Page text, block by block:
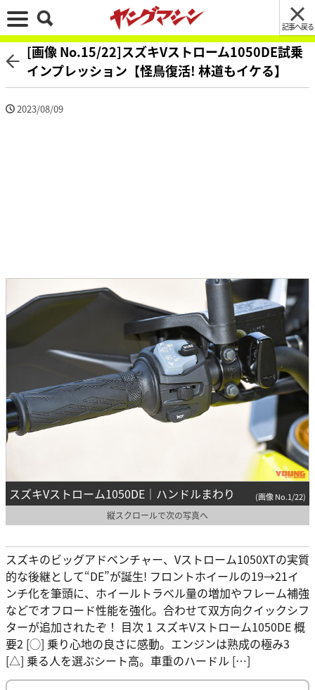
記事へ戻る
[画像 No.15/22]スズキVストローム1050DE試乗
インプレッション【怪鳥復活! 林道もイケる】
2023/08/09
スズキVストローム1050DE｜ハンドルまわり (画像 No.1/22)
縦スクロールで次の写真へ
スズキのビッグアドベンチャー、Vストローム1050XTの実質
的な後継として“DE”が誕生! フロントホイールの19→21イ
ンチ化を筆頭に、ホイールトラベル量の増加やフレーム補強
などでオフロード性能を強化。合わせて双方向クイックシフ
ターが追加されたぞ！ 目次 1 スズキVストローム1050DE 概
要2 [◯] 乗り心地の良さに感動。エンジンは熟成の極み3
[△] 乗る人を選ぶシート高。車重のハードル […]